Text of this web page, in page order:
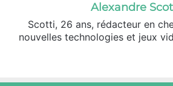
Alexandre
Scotti, 26 ans, rédacteur en
nouvelles technologies et jeux